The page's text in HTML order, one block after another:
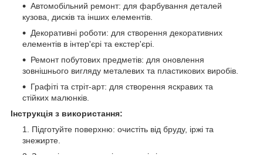
Автомобільний ремонт: для фарбування деталей
кузова, дисків та інших елементів.
Декоративні роботи: для створення декоративних
елементів в інтер'єрі та екстер'єрі.
Ремонт побутових предметів: для оновлення
зовнішнього вигляду металевих та пластикових виробів.
Графіті та стріт-арт: для створення яскравих та
стійких малюнків.
Інструкція з використання:
Підготуйте поверхню: очистіть від бруду, іржі та
знежирте.